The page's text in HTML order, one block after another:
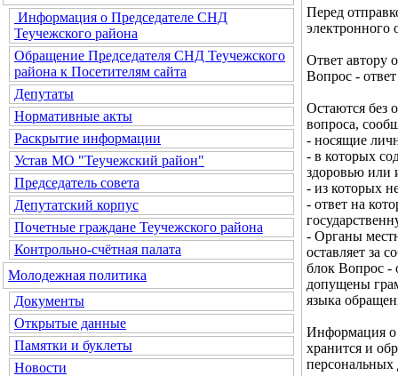
Информация о Председателе СНД
Теучежского района
Обращение Председателя СНД Теучежского
района к Посетителям сайта
Депутаты
Нормативные акты
Раскрытие информации
Устав МО "Теучежский район"
Председатель совета
Депутатский корпус
Почетные граждане Теучежского района
Контрольно-счётная палата
Молодежная политика
Документы
Открытые данные
Памятки и буклеты
Новости
Перед
электронного
Ответ автору
Вопрос - ответ
Остаются без
вопроса,
- носящие
- в которых
здоровью или
- из которых
- ответ на
- Органы
оставляет за
блок Вопрос -
допущены
языка
Информация о
хранится и